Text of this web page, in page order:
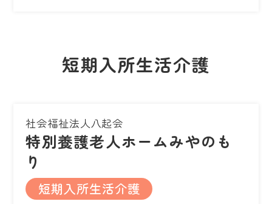
短期入所生活介護
社会福祉法人八起会
特別養護老人ホームみやのも
り
短期入所生活介護